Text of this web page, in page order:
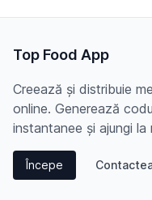
Top Food App
Creează și distribuie
online. Generează
instantanee și ajungi la
Începe